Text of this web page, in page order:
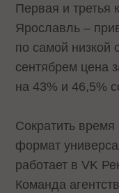
Первая и третья
Ярославль –
по самой низкой
сентябрем цена
на 43% и 46,5%
Сократить время
формат
работает в VK
Команда